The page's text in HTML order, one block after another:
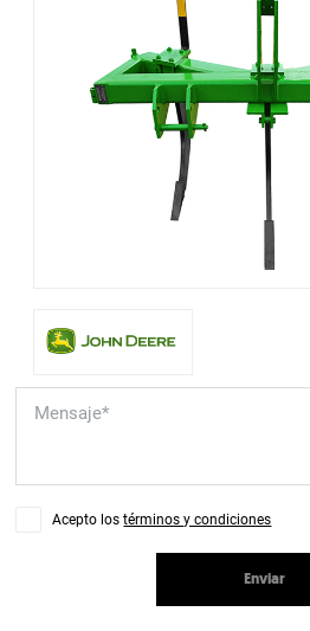
Acepto lostérminos y condiciones
Enviar